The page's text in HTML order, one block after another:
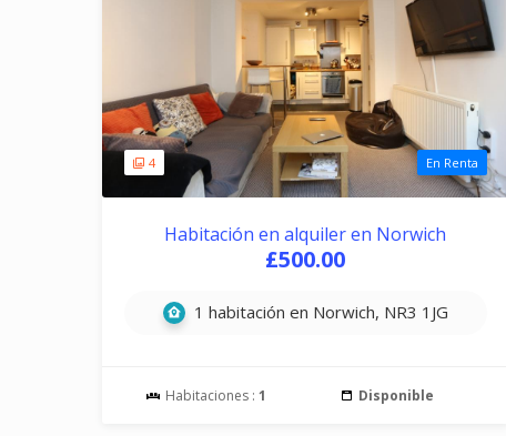
4 En Renta
Habitación en alquiler en Norwich
£500.00
1 habitación en Norwich, NR3 1JG
Habitaciones : 1 Disponible